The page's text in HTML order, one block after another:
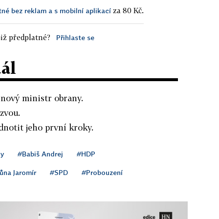
bez reklam a s mobilní aplikací za 80 Kč.
předplatné? Přihlaste se
ministr obrany.
jeho první kroky.
#Babiš Andrej #HDP
Jaromír #SPD #Probouzení